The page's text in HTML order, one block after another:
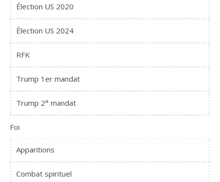
Élection US 2020
Élection US 2024
RFK
Trump 1er mandat
Trump 2° mandat
Foi
Apparitions
Combat spirituel